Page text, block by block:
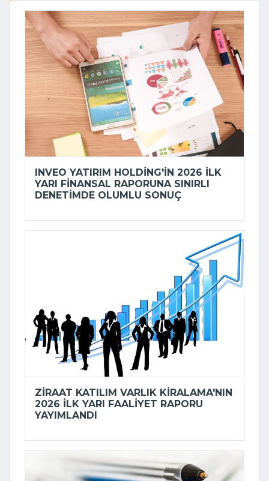
INVEO YATIRIM HOLDING'IN 2026 ILK
YARI FINANSAL RAPORUNA SINIRLI
DENETIMDE OLUMLU SONUÇ
ZIRAAT KATILIM VARLIK KIRALAMA'NIN
2026 ILK YARI FAALIYET RAPORU
YAYIMLANDI